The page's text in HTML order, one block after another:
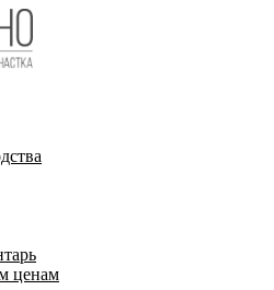
ценам